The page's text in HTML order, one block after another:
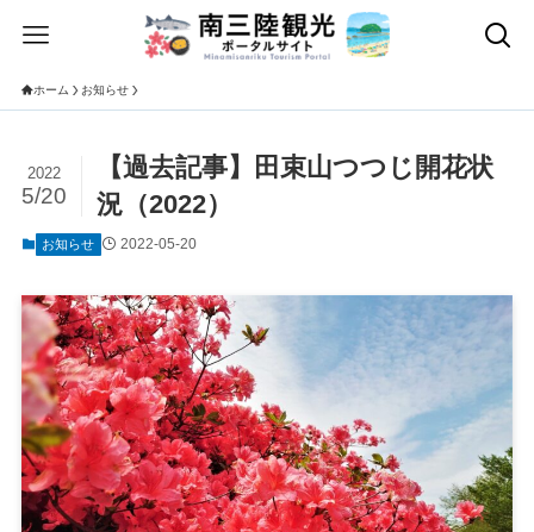
ホーム お知らせ
【過去記事】田束山つつじ開花状
況（2022）
2022
5/20
お知らせ 2022-05-20